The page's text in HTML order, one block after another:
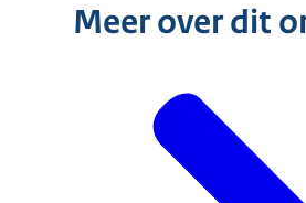
Meer over dit